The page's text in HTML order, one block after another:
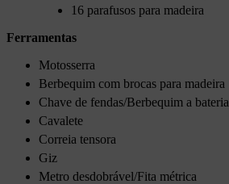
16 parafusos para madeira
Ferramentas
Motosserra
Berbequim com brocas para madeira
Chave de fendas/Berbequim a bateria
Cavalete
Correia tensora
Giz
Metro desdobrável/Fita métrica